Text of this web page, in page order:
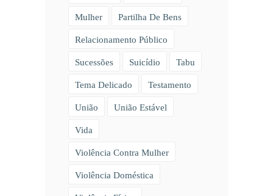
Mulher Partilha De Bens
Relacionamento Público
Sucessões Suicídio Tabu
Tema Delicado Testamento
União União Estável
Vida
Violência Contra Mulher
Violência Doméstica